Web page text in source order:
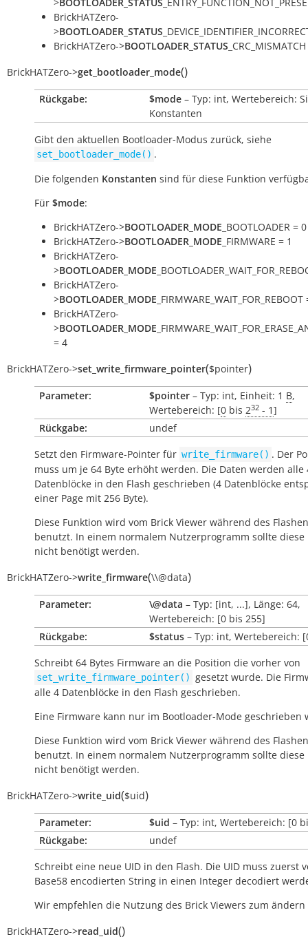
BrickHATZero-
>BOOTLOADER_STATUS
BrickHATZero->BOOTLOADER_STATUS
BrickHATZero->get_bootloader_mode()
Rückgabe: $mode – Typ: int, Wertebereich:
Konstanten
Gibt den aktuellen Bootloader-Modus zurück, siehe
set_bootloader_mode() .
Die folgenden Konstanten sind für diese Funktion
Für $mode:
BrickHATZero->BOOTLOADER_MODE _BOOTLOADER = 0
BrickHATZero->BOOTLOADER_MODE _FIRMWARE = 1
BrickHATZero-
>BOOTLOADER_MODE
BrickHATZero-
>BOOTLOADER_MODE _FIRMWARE_WAIT_FOR_REBOOT
BrickHATZero-
>BOOTLOADER_MODE
= 4
BrickHATZero->set_write_firmware_pointer($pointer)
Parameter: $pointer – Typ: int, Einheit: 1 B,
Wertebereich: [0 bis 232 - 1]
Rückgabe:
undef
Setzt den Firmware-Pointer für write_firmware() . Der
muss um je 64 Byte erhöht werden. Die Daten werden alle
Datenblöcke in den Flash geschrieben (4 Datenblöcke
einer Page mit 256 Byte).
Diese Funktion wird vom Brick Viewer während des
benutzt. In einem normalem Nutzerprogramm sollte diese
nicht benötigt werden.
BrickHATZero->write_firmware(\\@data)
Parameter: \@data – Typ: [int, ...], Länge: 64,
Wertebereich: [0 bis 255]
Rückgabe:
$status – Typ: int, Wertebereich:
Schreibt 64 Bytes Firmware an die Position die vorher von
set_write_firmware_pointer() gesetzt wurde. Die
alle 4 Datenblöcke in den Flash geschrieben.
Eine Firmware kann nur im Bootloader-Mode geschrieben
Diese Funktion wird vom Brick Viewer während des
benutzt. In einem normalem Nutzerprogramm sollte diese
nicht benötigt werden.
BrickHATZero->write_uid($uid)
Parameter: $uid – Typ: int, Wertebereich: [0
Rückgabe:
undef
Schreibt eine neue UID in den Flash. Die UID muss zuerst
Base58 encodierten String in einen Integer decodiert
Wir empfehlen die Nutzung des Brick Viewers zum ändern
BrickHATZero->read_uid()